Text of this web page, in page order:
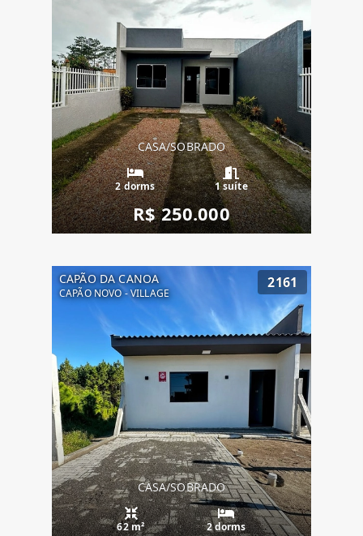
CASA/SOBRADO
2 dorms 1 suíte
R$ 250.000
CAPÃO DA CANOA
CAPÃO NOVO - VILLAGE
2161
CASA/SOBRADO
62 m² 2 dorms